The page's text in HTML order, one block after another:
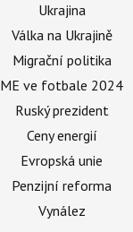
Ukrajina
Válka na Ukrajině
Migrační politika
ME ve fotbale 2024
Ruský prezident
Ceny energií
Evropská unie
Penzijní reforma
Vynález